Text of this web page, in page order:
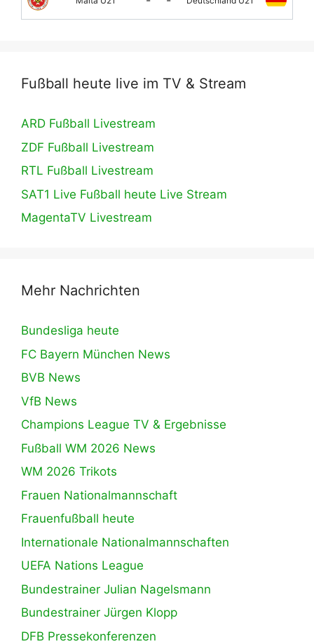
Fußball heute live im TV & Stream
ARD Fußball Livestream
ZDF Fußball Livestream
RTL Fußball Livestream
SAT1 Live Fußball heute Live Stream
MagentaTV Livestream
Mehr Nachrichten
Bundesliga heute
FC Bayern München News
BVB News
VfB News
Champions League TV & Ergebnisse
Fußball WM 2026 News
WM 2026 Trikots
Frauen Nationalmannschaft
Frauenfußball heute
Internationale Nationalmannschaften
UEFA Nations League
Bundestrainer Julian Nagelsmann
Bundestrainer Jürgen Klopp
DFB Pressekonferenzen